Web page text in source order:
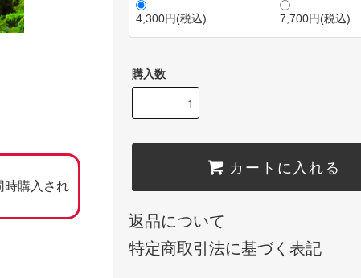
時購入され
4,300円(税込) 7,700円(税込)
購入数
カートに入れる
返品について
特定商取引法に基づく表記